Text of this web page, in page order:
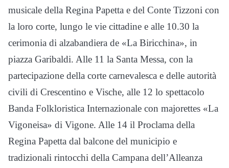
musicale della Regina Papetta e del Conte Tizzoni con
la loro corte, lungo le vie cittadine e alle 10.30 la
cerimonia di alzabandiera de «La Biricchina», in
piazza Garibaldi. Alle 11 la Santa Messa, con la
partecipazione della corte carnevalesca e delle autorità
civili di Crescentino e Vische, alle 12 lo spettacolo
Banda Folkloristica Internazionale con majorettes «La
Vigoneisa» di Vigone. Alle 14 il Proclama della
Regina Papetta dal balcone del municipio e
tradizionali rintocchi della Campana dell’Alleanza